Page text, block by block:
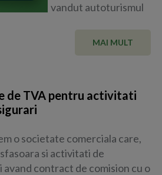
Poate fi vandut autoturismul
MAI MULT
de TVA pentru activitati
o societate comerciala care,
si activitati de
contract de comision cu o